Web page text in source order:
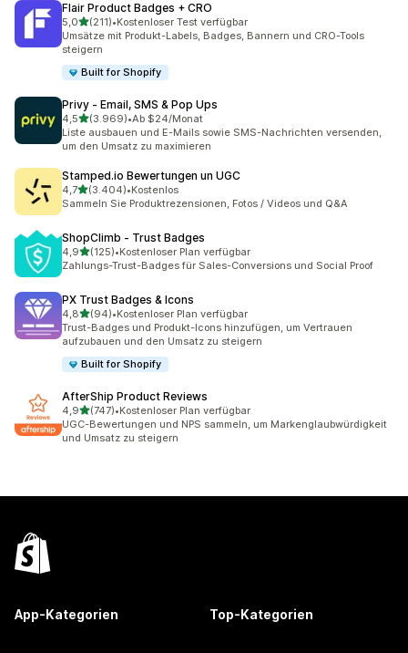
Flair Product Badges + CRO
5,0von 5 Sternen
(211)
211 Rezensionen insgesamt
•Kostenloser Test verfügbar
Umsätze mit Produkt-Labels, Badges, Bannern und CRO-Tools
steigern
Built for Shopify
Privy ‑ Email, SMS & Pop Ups
4,5von 5 Sternen
(3.969)
3969 Rezensionen insgesamt
•Ab $24/Monat
Liste ausbauen und E-Mails sowie SMS-Nachrichten versenden,
um den Umsatz zu maximieren
Stamped.io Bewertungen un UGC
4,7von 5 Sternen
(3.404)
3404 Rezensionen insgesamt
•Kostenlos
Sammeln Sie Produktrezensionen, Fotos / Videos und Q&A
ShopClimb ‑ Trust Badges
4,9von 5 Sternen
(125)
125 Rezensionen insgesamt
•Kostenloser Plan verfügbar
Zahlungs-Trust-Badges für Sales-Conversions und Social Proof
PX Trust Badges & Icons
4,8von 5 Sternen
(94)
94 Rezensionen insgesamt
•Kostenloser Plan verfügbar
Trust-Badges und Produkt-Icons hinzufügen, um Vertrauen
aufzubauen und den Umsatz zu steigern
Built for Shopify
AfterShip Product Reviews
4,9von 5 Sternen
(747)
747 Rezensionen insgesamt
•Kostenloser Plan verfügbar
UGC-Bewertungen und NPS sammeln, um Markenglaubwürdigkeit
und Umsatz zu steigern
App-Kategorien Top-Kategorien